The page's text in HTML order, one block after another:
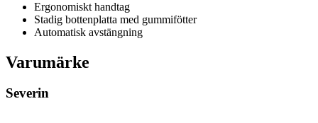
Ergonomiskt handtag
Stadig bottenplatta med gummifötter
Automatisk avstängning
Varumärke
Severin